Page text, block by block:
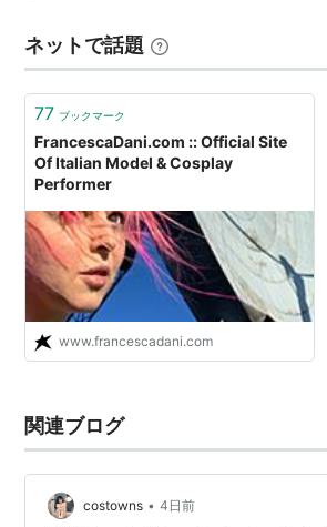
ネットで話題
77 ブックマーク
FrancescaDani.com :: Official Site
Of Italian Model & Cosplay
Performer
www.francescadani.com
関連ブログ
costowns • 4日前